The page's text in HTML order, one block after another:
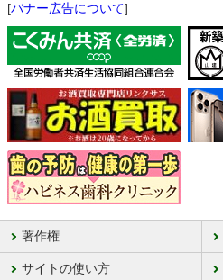
[バナー広告について]
著作権
サイトの使い方